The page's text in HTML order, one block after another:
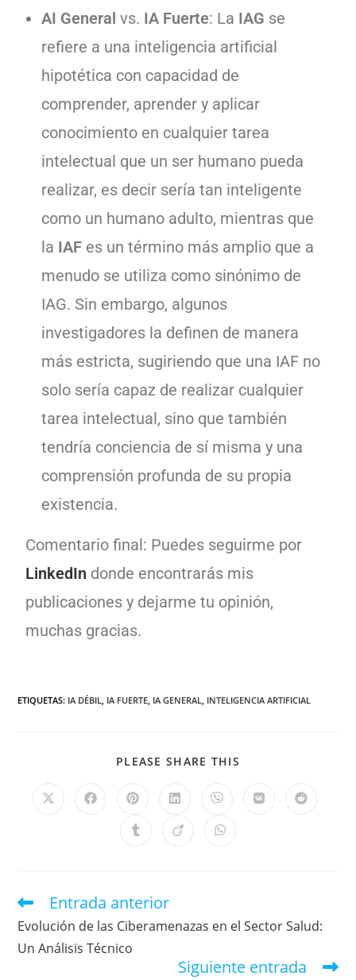
AI General vs. IA Fuerte: La IAG se
refiere a una inteligencia artificial
hipotética con capacidad de
comprender, aprender y aplicar
conocimiento en cualquier tarea
intelectual que un ser humano pueda
realizar, es decir sería tan inteligente
como un humano adulto, mientras que
la IAF es un término más amplio que a
menudo se utiliza como sinónimo de
IAG. Sin embargo, algunos
investigadores la definen de manera
más estricta, sugiriendo que una IAF no
solo sería capaz de realizar cualquier
tarea intelectual, sino que también
tendría conciencia de sí misma y una
comprensión profunda de su propia
existencia.
Comentario final: Puedes seguirme por
LinkedIn donde encontrarás mis
publicaciones y dejarme tu opinión,
muchas gracias.
ETIQUETAS: IA DÉBIL, IA FUERTE, IA GENERAL, INTELIGENCIA ARTIFICIAL
PLEASE SHARE THIS
Entrada anterior
Evolución de las Ciberamenazas en el Sector Salud:
Un Análisis Técnico
Siguiente entrada